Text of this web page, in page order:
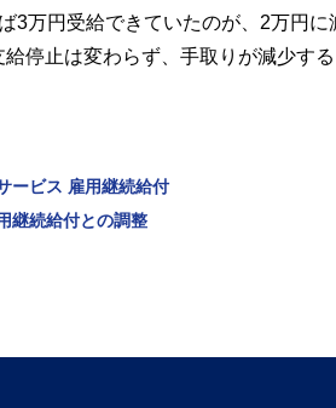
3万円受給できていたのが、2万円
停止は変わらず、手取りが減少する
ービス 雇用継続給付
継続給付との調整